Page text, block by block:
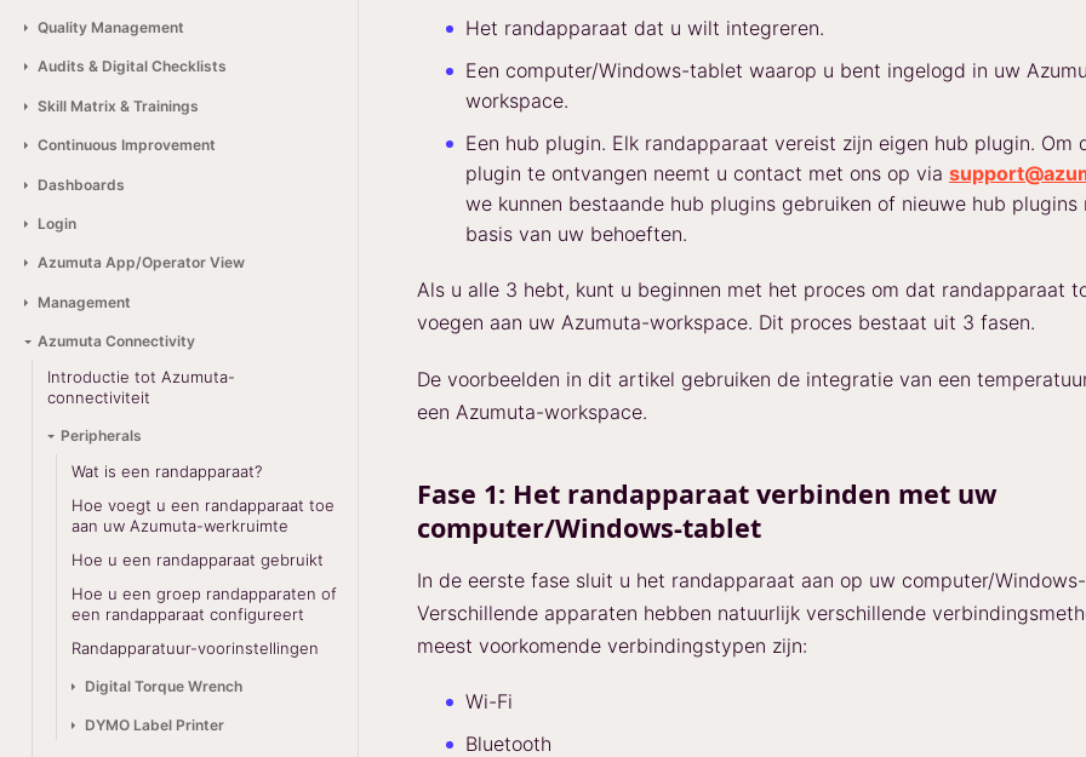
Quality Management
Audits & Digital Checklists
Skill Matrix & Trainings
Continuous Improvement
Dashboards
Login
Azumuta App/Operator View
Management
Azumuta Connectivity
Introductie tot Azumuta-
connectiviteit
Peripherals
Wat is een randapparaat?
Hoe voegt u een randapparaat toe
aan uw Azumuta-werkruimte
Hoe u een randapparaat gebruikt
Hoe u een groep randapparaten of
een randapparaat configureert
Randapparatuur-voorinstellingen
Digital Torque Wrench
DYMO Label Printer
Het randapparaat dat u wilt integreren.
Een computer/Windows-tablet waarop u bent ingelogd in uw
workspace.
Een hub plugin. Elk randapparaat vereist zijn eigen hub plugin. Om
plugin te ontvangen neemt u contact met ons op via
we kunnen bestaande hub plugins gebruiken of nieuwe hub plugins
basis van uw behoeften.
Als u alle 3 hebt, kunt u beginnen met het proces om dat randapparaat
voegen aan uw Azumuta-workspace. Dit proces bestaat uit 3 fasen.
De voorbeelden in dit artikel gebruiken de integratie van een
een Azumuta-workspace.
Fase 1: Het randapparaat verbinden met uw
computer/Windows-tablet
In de eerste fase sluit u het randapparaat aan op uw computer/
Verschillende apparaten hebben natuurlijk verschillende
meest voorkomende verbindingstypen zijn:
Wi-Fi
Bluetooth